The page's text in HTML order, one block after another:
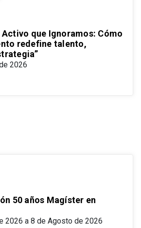
Activo que Ignoramos: Cómo
redefine talento,
2026
50 años Magíster en
2026 a 8 de Agosto de 2026